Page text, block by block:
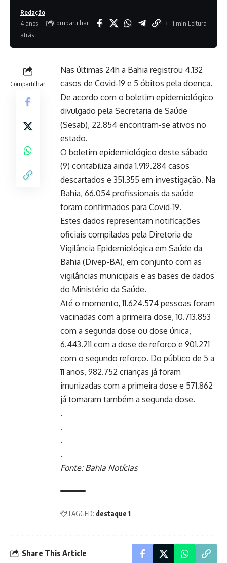
Redação
4 anos
atrás
Compartilhar 1 min Leitura
Compartilhar
Nas últimas 24h a Bahia registrou 4.132
casos de Covid-19 e 5 óbitos pela doença.
De acordo com o boletim epidemiológico
divulgado pela Secretaria de Saúde
(Sesab), 22.854 encontram-se ativos no
estado.
O boletim epidemiológico deste sábado
(9) contabiliza ainda 1.919.284 casos
descartados e 351.355 em investigação. Na
Bahia, 66.054 profissionais da saúde
foram confirmados para Covid-19.
Estes dados representam notificações
oficiais compiladas pela Diretoria de
Vigilância Epidemiológica em Saúde da
Bahia (Divep-BA), em conjunto com as
vigilâncias municipais e as bases de dados
do Ministério da Saúde.
Até o momento, 11.624.574 pessoas foram
vacinadas com a primeira dose, 10.713.853
com a segunda dose ou dose única,
6.443.211 com a dose de reforço e 901.271
com o segundo reforço. Do público de 5 a
11 anos, 982.752 crianças já foram
imunizadas com a primeira dose e 571.862
já tomaram também a segunda dose.
.
.
.
.
Fonte: Bahia Notícias
TAGGED: destaque 1
Share This Article